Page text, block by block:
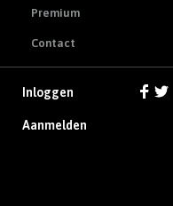
Premium
Contact
Inloggen
Aanmelden